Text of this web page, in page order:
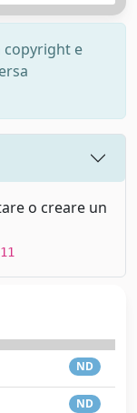
copyright e
o creare un
ND
ND